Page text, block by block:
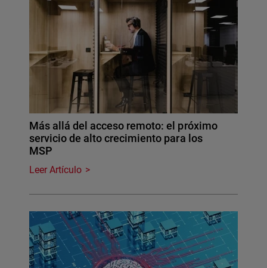
Más allá del acceso remoto: el próximo
servicio de alto crecimiento para los
MSP
Leer Artículo